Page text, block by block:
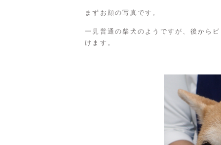
まずお顔の写真です。
一見普通の柴犬のようですが、後から
けます。